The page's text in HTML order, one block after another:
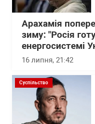
Арахамія
зиму: "Росія
енергосистемі
16 липня, 21:42
Суспільство